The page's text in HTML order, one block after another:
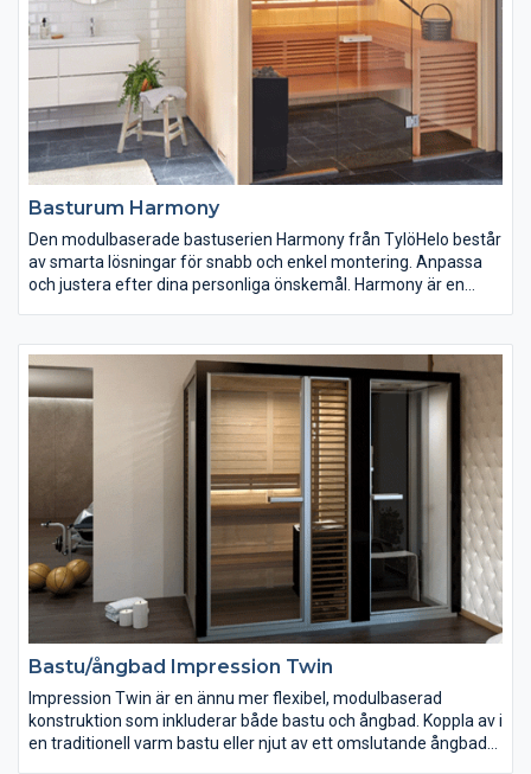
Basturum Harmony
Den modulbaserade bastuserien Harmony från TylöHelo består
av smarta lösningar för snabb och enkel montering. Anpassa
och justera efter dina personliga önskemål. Harmony är en
Bastu/ångbad Impression Twin
Impression Twin är en ännu mer flexibel, modulbaserad
konstruktion som inkluderar både bastu och ångbad. Koppla av i
en traditionell varm bastu eller njut av ett omslutande ångbad